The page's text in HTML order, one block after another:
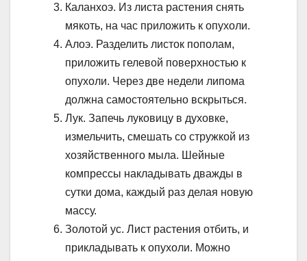
Каланхоэ. Из листа растения снять
мякоть, на час приложить к опухоли.
Алоэ. Разделить листок пополам,
приложить гелевой поверхностью к
опухоли. Через две недели липома
должна самостоятельно вскрыться.
Лук. Запечь луковицу в духовке,
измельчить, смешать со стружкой из
хозяйственного мыла. Шейные
компрессы накладывать дважды в
сутки дома, каждый раз делая новую
массу.
Золотой ус. Лист растения отбить, и
прикладывать к опухоли. Можно